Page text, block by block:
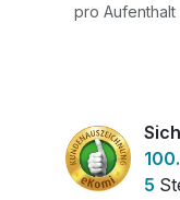
pro Aufenthalt
5